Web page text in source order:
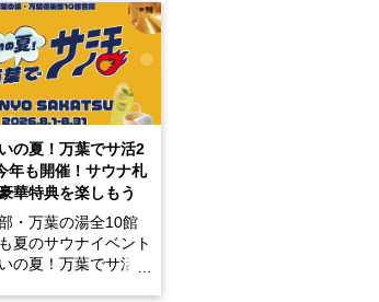
いの夏！万葉でサ活2
年も開催！サウナ札
華特典を楽しもう
・万葉の湯全10館
夏のサウナイベント
の夏！万葉でサ活2